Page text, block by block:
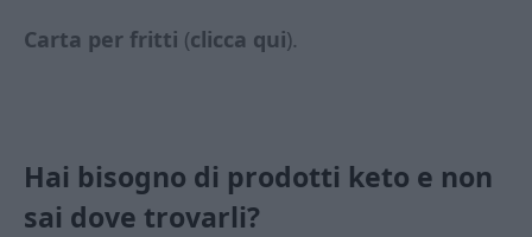
Carta per fritti (clicca qui).
Hai bisogno di prodotti keto e non
sai dove trovarli?